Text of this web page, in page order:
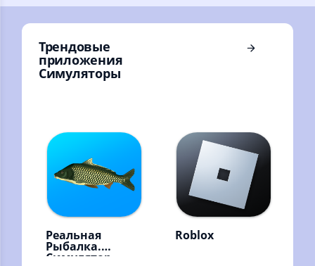
Высокий онлайн
Трендовые
приложения
Симуляторы
Реальная
Рыбалка.
Симулятор
Roblox